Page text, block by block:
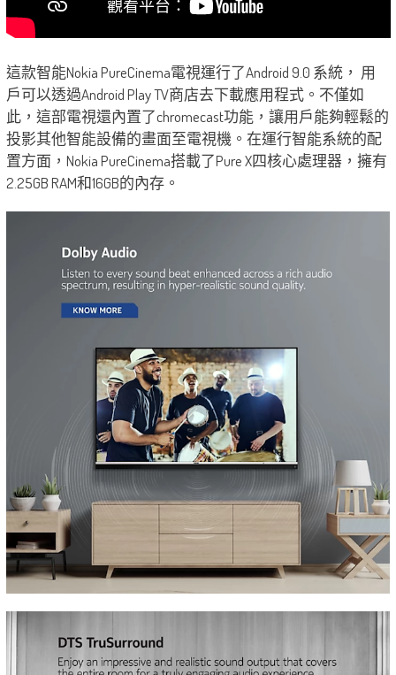
這款智能Nokia PureCinema電視運行了Android 9.0 系統， 用
戶可以透過Android Play TV商店去下載應用程式。不僅如
此，這部電視還內置了chromecast功能，讓用戶能夠輕鬆的
投影其他智能設備的畫面至電視機。在運行智能系統的配
置方面，Nokia PureCinema搭載了Pure X四核心處理器，擁有
2.25GB RAM和16GB的內存。